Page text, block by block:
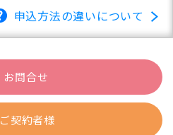
申込方法の違いについて
お問合せ
ご契約者様